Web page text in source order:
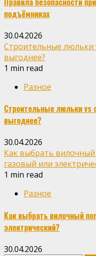
подъёмниках
30.04.2026
Строительные люльки
выгоднее?
1 min read
Разное
Строительные люльки vs
выгоднее?
30.04.2026
Как выбрать
газовый или
1 min read
Разное
Как выбрать вилочный
электрический?
30.04.2026